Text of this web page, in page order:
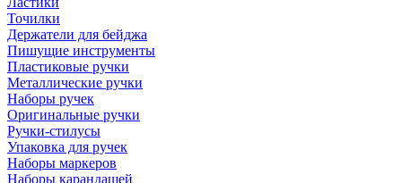
Точилки
Держатели для бейджа
Пишущие инструменты
Пластиковые ручки
Металлические ручки
Наборы ручек
Оригинальные ручки
Ручки-стилусы
Упаковка для ручек
Наборы маркеров
Наборы карандашей